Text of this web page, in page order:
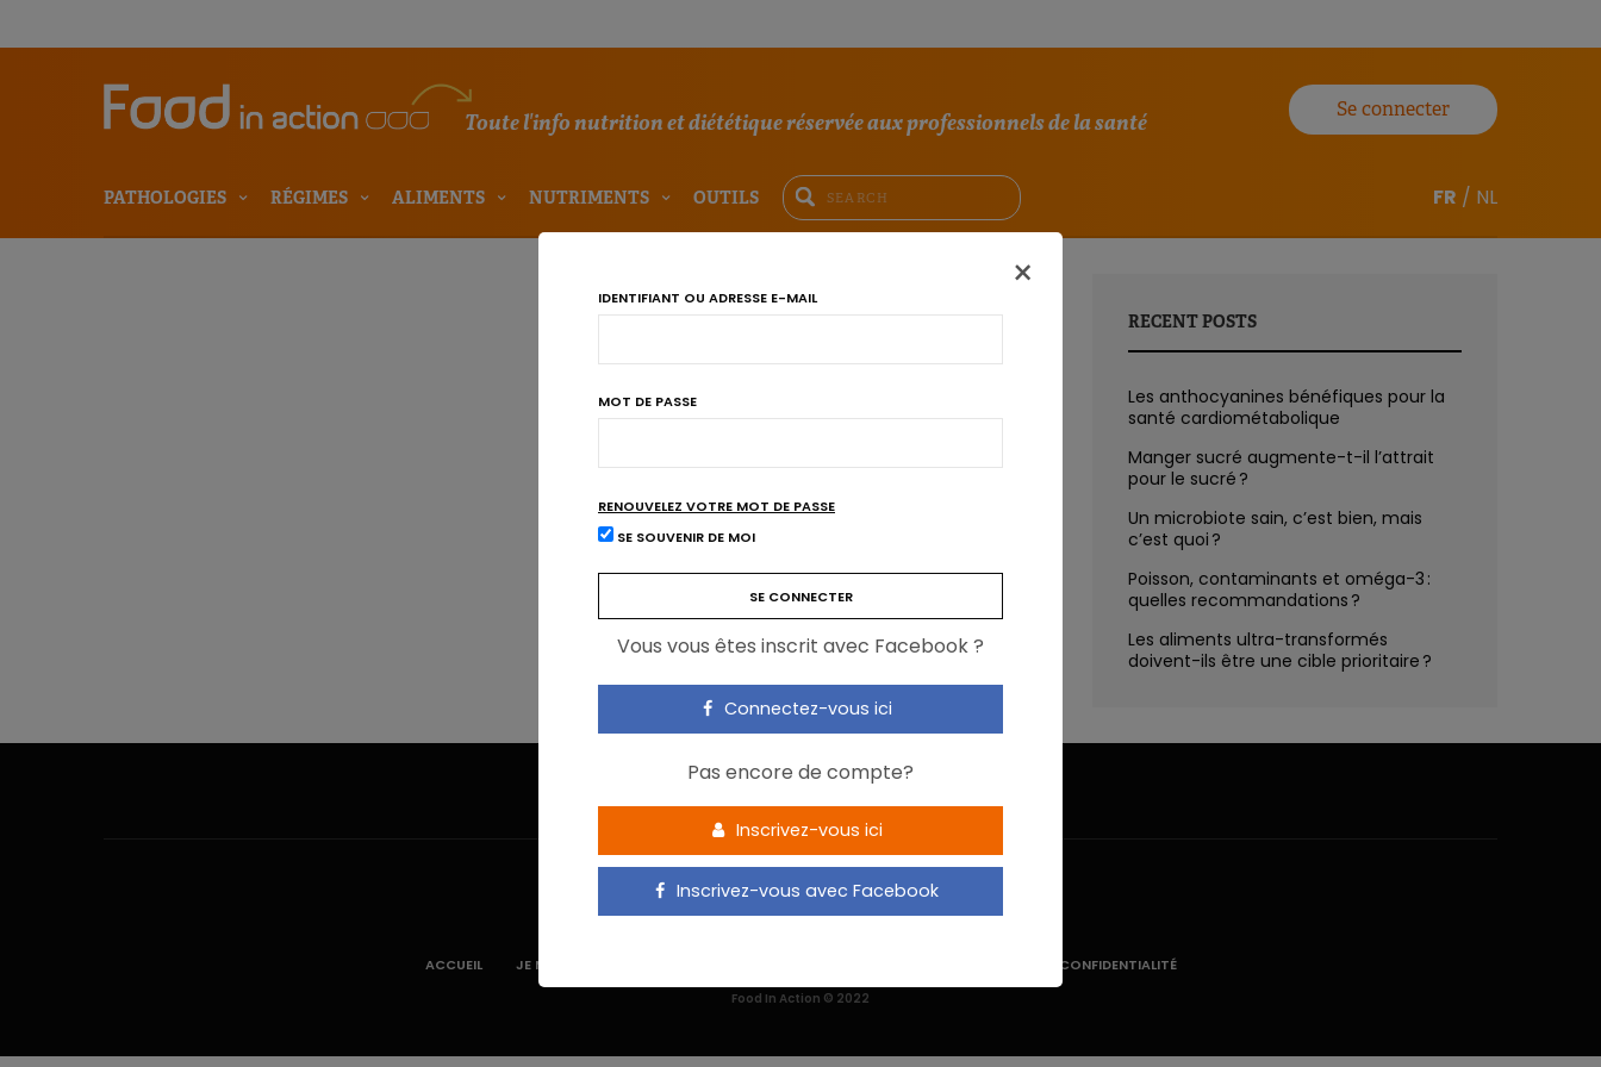
Toute l'info nutrition et diététique réservée aux professionnels de la santé
Se connecter
PATHOLOGIES RÉGIMES ALIMENTS NUTRIMENTS OUTILS FR / NL
RECENT POSTS
Les anthocyanines bénéfiques pour la
santé cardiométabolique
Manger sucré augmente-t-il l’attrait
pour le sucré ?
Un microbiote sain, c’est bien, mais
c’est quoi ?
Poisson, contaminants et oméga-3 :
quelles recommandations ?
Les aliments ultra-transformés
doivent-ils être une cible prioritaire ?
×
IDENTIFIANT OU ADRESSE E-MAIL
MOT DE PASSE
RENOUVELEZ VOTRE MOT DE PASSE
SE SOUVENIR DE MOI
Vous vous êtes inscrit avec Facebook ?
Connectez-vous ici
Pas encore de compte?
Inscrivez-vous ici
Inscrivez-vous avec Facebook
ACCUEIL JE M’INSCRIS POLITIQUE DE CONFIDENTIALITÉ
Food In Action © 2022